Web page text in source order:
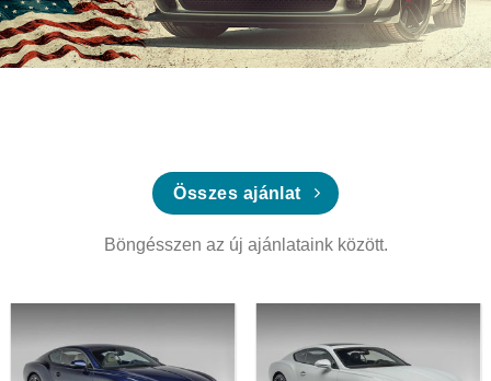
Összes ajánlat
Böngésszen az új ajánlataink között.